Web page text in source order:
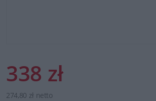
338 zł
274,80 zł netto